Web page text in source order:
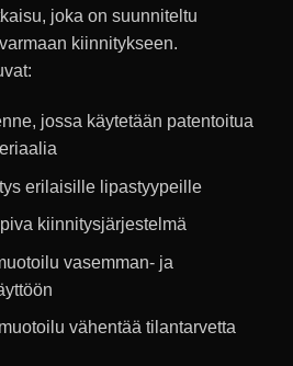
joka on suunniteltu
kiinnitykseen.
jossa käytetään patentoitua
erilaisille lipastyypeille
kiinnitysjärjestelmä
vasemman- ja
vähentää tilantarvetta